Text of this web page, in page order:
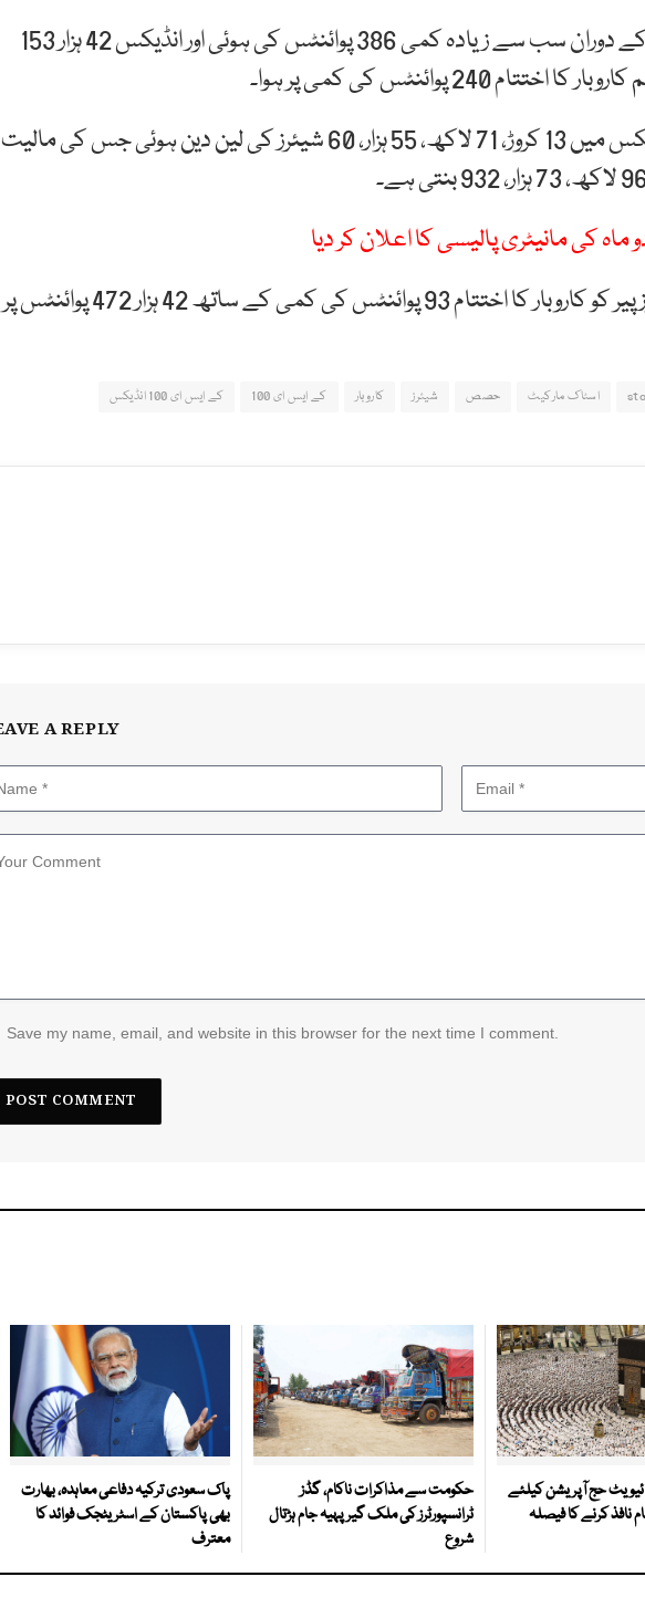
کے ایس ای 100 انڈیکس میں کاروبار کے دوران سب سے زیادہ کمی 386 پوائنٹس کی ہوئی اور انڈیکس 42 ہزار 153
پوائنٹس کی کمی پر ہوا۔
کاروبار کے دوران کے ایس ای 100 انڈیکس میں 13 کروڑ، 71 لاکھ، 55 ہزار، 60 شیئرز کی لین دین ہوئی جس کی مالیت
کی مانیٹری پالیسی کا اعلان کر دیا
گزشتہ روز کاروباری ہفتے کے پہلے روز پیر کو کاروبار کا اختتام 93 پوائنٹس کی کمی کے ساتھ 42 ہزار 472 پوائنٹس پر
اسٹاک مارکیٹ حصص شیئرز کاروبار کے ایس ای 100 کے ایس ای 100 انڈیکس
A REPLY
Save my name, email, and website in this browser for the next time I comment.
پرائیویٹ حج آپریشن کیلئے
نافذ کرنے کا فیصلہ
حکومت سے مذاکرات ناکام، گڈز
ٹرانسپورٹرز کی ملک گیر پہیہ جام ہڑتال
شروع
پاک سعودی ترکیہ دفاعی معاہدہ، بھارت
بھی پاکستان کے اسٹریٹجک فوائد کا
معترف